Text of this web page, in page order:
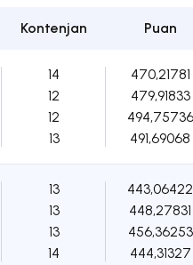
Kontenjan Puan
14
12
12
13
470,21781
479,91833
494,75736
491,69068
13
13
13
14
443,06422
448,27831
456,36253
444,31327